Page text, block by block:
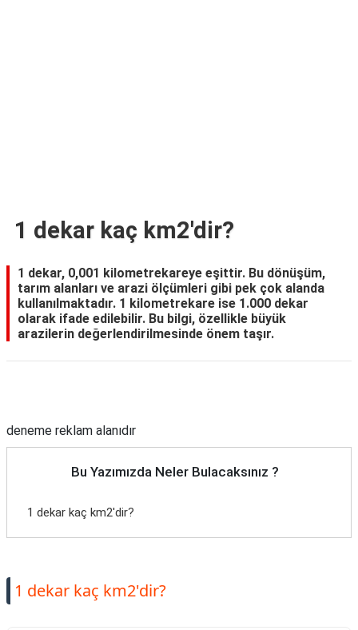
1 dekar kaç km2'dir?
1 dekar, 0,001 kilometrekareye eşittir. Bu dönüşüm,
tarım alanları ve arazi ölçümleri gibi pek çok alanda
kullanılmaktadır. 1 kilometrekare ise 1.000 dekar
olarak ifade edilebilir. Bu bilgi, özellikle büyük
arazilerin değerlendirilmesinde önem taşır.
deneme reklam alanıdır
Bu Yazımızda Neler Bulacaksınız ?
1 dekar kaç km2'dir?
1 dekar kaç km2'dir?